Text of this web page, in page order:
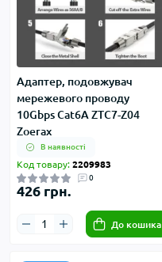
Адаптер, подовжувач
мережевого проводу
10Gbps Cat6A ZTC7-Z04
Zoerax
В наявності
Код товару: 2209983
0
426 грн.
До кошика